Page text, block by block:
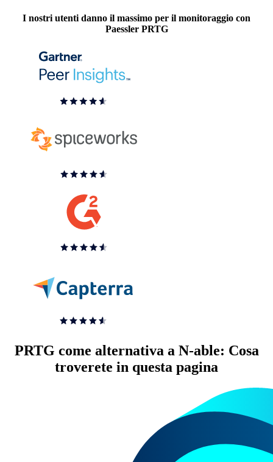
I nostri utenti danno il massimo per il monitoraggio con
Paessler PRTG
PRTG come alternativa a N-able: Cosa
troverete in questa pagina